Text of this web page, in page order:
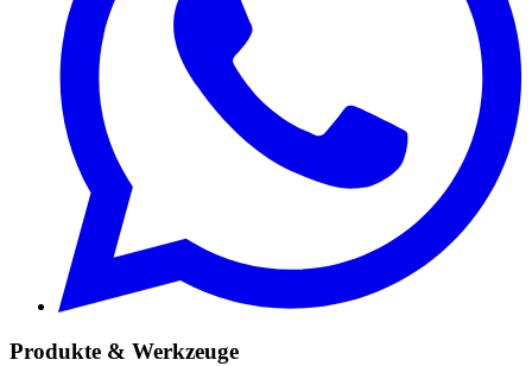
Produkte & Werkzeuge